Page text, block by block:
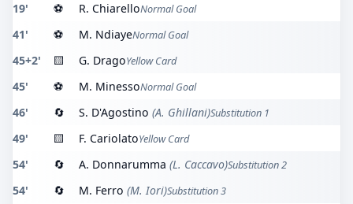
19' ⚽ R. ChiarelloNormal Goal
41' ⚽ M. NdiayeNormal Goal
45+2' 🟨 G. DragoYellow Card
45' ⚽ M. MinessoNormal Goal
46' 🔄 S. D'Agostino (A. Ghillani)Substitution 1
49' 🟨 F. CariolatoYellow Card
54' 🔄 A. Donnarumma (L. Caccavo)Substitution 2
54' 🔄 M. Ferro (M. Iori)Substitution 3